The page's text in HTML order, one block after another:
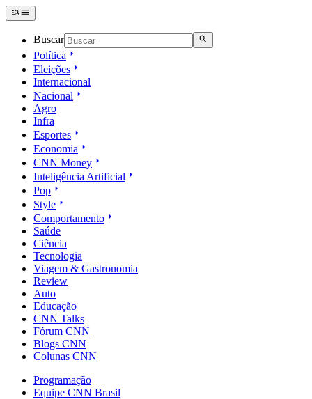
Buscar
Política
Eleições
Internacional
Nacional
Agro
Infra
Esportes
Economia
CNN Money
Inteligência Artificial
Pop
Style
Comportamento
Saúde
Ciência
Tecnologia
Viagem & Gastronomia
Review
Auto
Educação
CNN Talks
Fórum CNN
Blogs CNN
Colunas CNN
Programação
Equipe CNN Brasil